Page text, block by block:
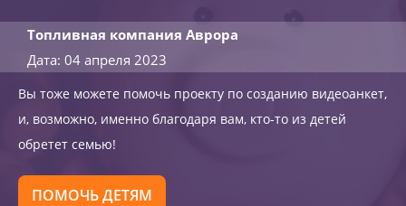
Топливная компания Аврора
Дата: 04 апреля 2023
Вы тоже можете помочь проекту по созданию видеоанкет,
и, возможно, именно благодаря вам, кто-то из детей
обретет семью!
ПОМОЧЬ ДЕТЯМ